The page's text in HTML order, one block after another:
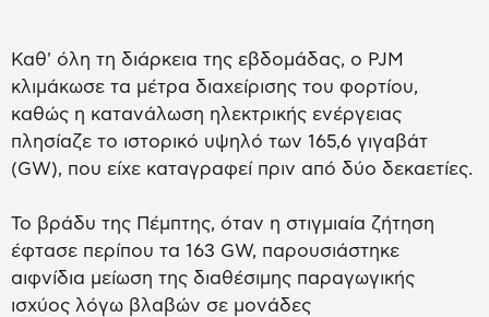
Καθ' όλη τη διάρκεια της εβδομάδας, ο PJM
κλιμάκωσε τα μέτρα διαχείρισης του φορτίου,
καθώς η κατανάλωση ηλεκτρικής ενέργειας
πλησίαζε το ιστορικό υψηλό των 165,6 γιγαβάτ
(GW), που είχε καταγραφεί πριν από δύο δεκαετίες.
Το βράδυ της Πέμπτης, όταν η στιγμιαία ζήτηση
έφτασε περίπου τα 163 GW, παρουσιάστηκε
αιφνίδια μείωση της διαθέσιμης παραγωγικής
ισχύος λόγω βλαβών σε μονάδες